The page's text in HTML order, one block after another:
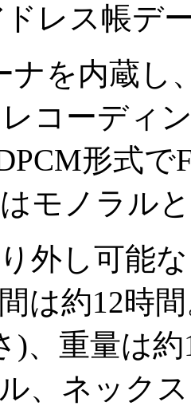
ドレス帳デ
を内蔵し
コーディ
形式
モノラル
外し可能
は約12時
)、重量は
、ネック